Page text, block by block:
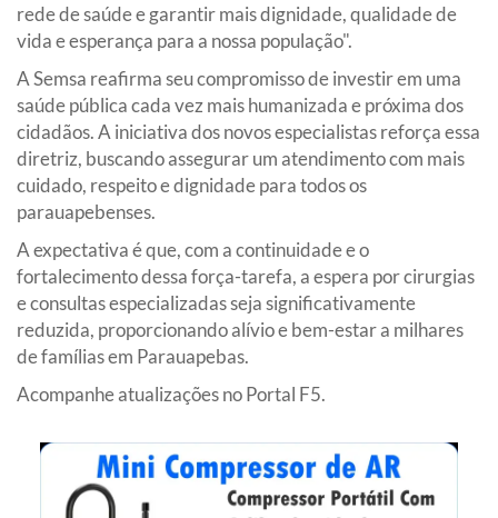
rede de saúde e garantir mais dignidade, qualidade de
vida e esperança para a nossa população".
A Semsa reafirma seu compromisso de investir em uma
saúde pública cada vez mais humanizada e próxima dos
cidadãos. A iniciativa dos novos especialistas reforça essa
diretriz, buscando assegurar um atendimento com mais
cuidado, respeito e dignidade para todos os
parauapebenses.
A expectativa é que, com a continuidade e o
fortalecimento dessa força-tarefa, a espera por cirurgias
e consultas especializadas seja significativamente
reduzida, proporcionando alívio e bem-estar a milhares
de famílias em Parauapebas.
Acompanhe atualizações no Portal F5.